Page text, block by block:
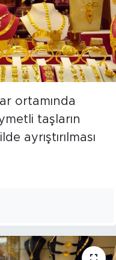
ortamında
taşların
ayrıştırılması